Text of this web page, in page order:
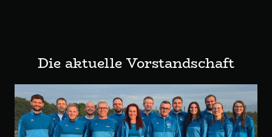
Die aktuelle Vorstandschaft